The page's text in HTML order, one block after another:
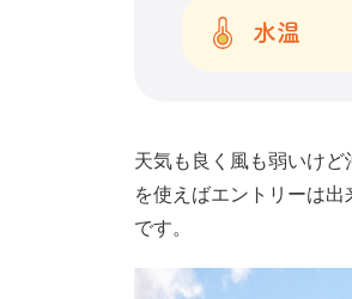
水温
天気も良く風も弱いけ
を使えばエントリーは
です。